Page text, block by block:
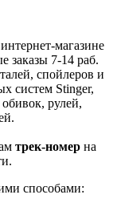
магазине
заказы 7-14 раб.
спойлеров и
систем Stinger,
рулей,
трек-номер на
способами: